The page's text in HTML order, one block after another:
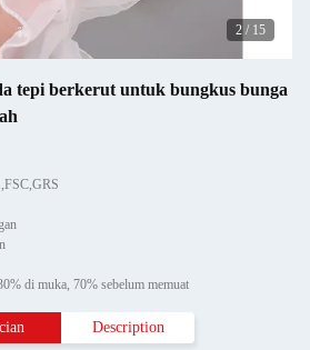
2 / 15
tepi berkerut untuk bungkus bunga
di muka, 70% sebelum memuat
Description